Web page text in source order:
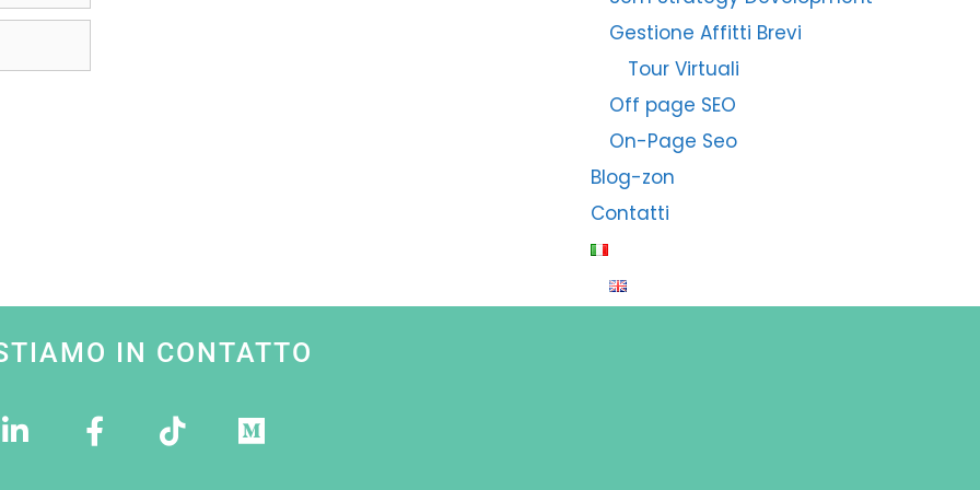
Gestione Affitti Brevi
Tour Virtuali
Off page SEO
On-Page Seo
Blog-zon
Contatti
IN CONTATTO